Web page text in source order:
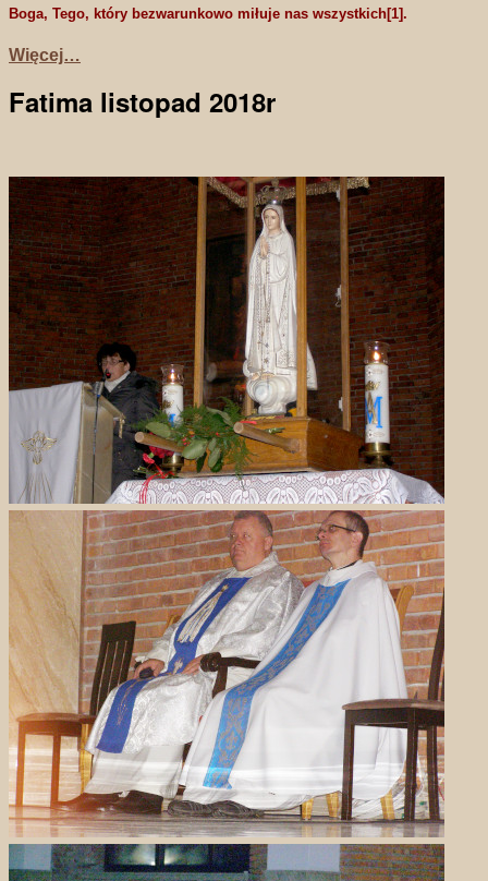
Boga, Tego, który bezwarunkowo miłuje nas wszystkich[1].
Więcej…
Fatima listopad 2018r